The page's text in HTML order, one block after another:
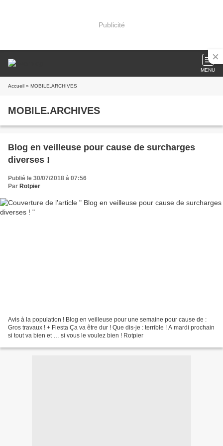
Publicité
MENU
Accueil » MOBILE.ARCHIVES
MOBILE.ARCHIVES
Blog en veilleuse pour cause de surcharges
diverses !
Publié le 30/07/2018 à 07:56
Par Rotpier
Avis à la population ! Blog en veilleuse pour une semaine pour cause de :
Gros travaux ! + Fiesta Ça va être dur ! Que dis-je : terrible ! A mardi prochain
si tout va bien et … si vous le voulez bien ! Rotpier